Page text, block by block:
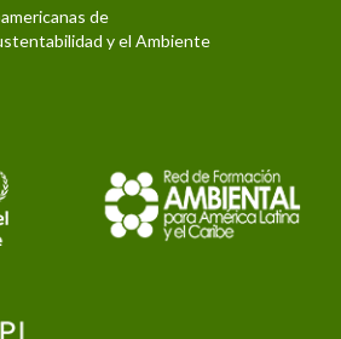
de
y el Ambiente